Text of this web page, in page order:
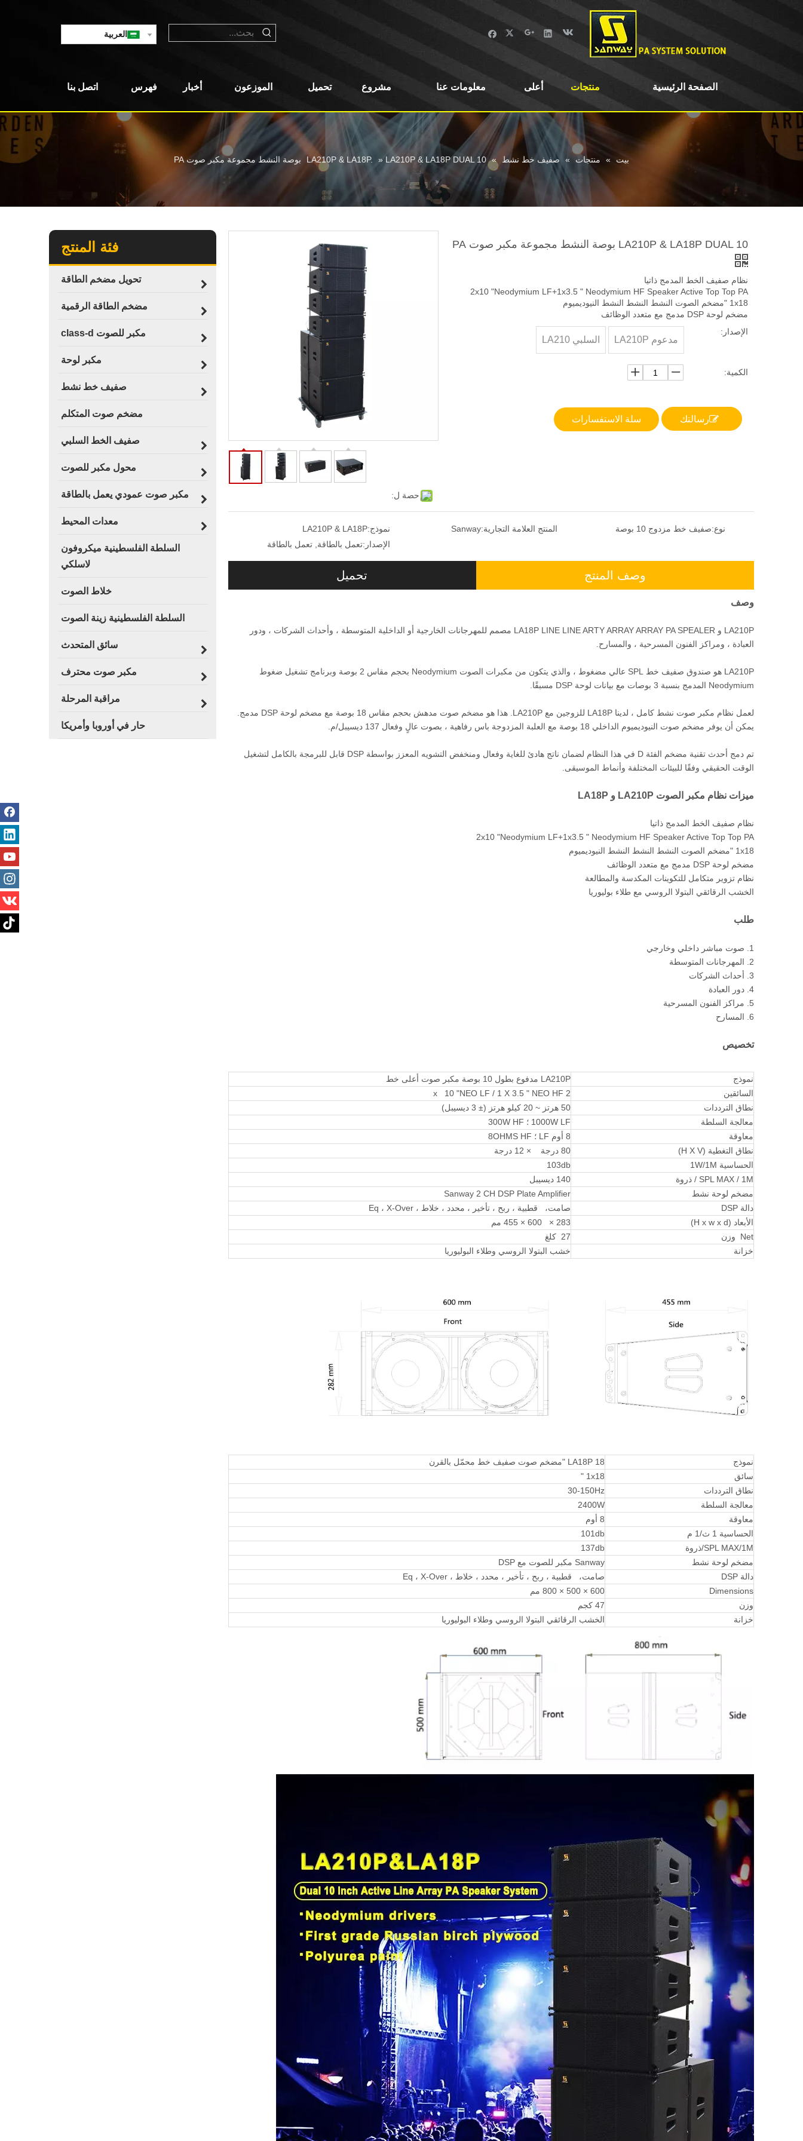
العربية
الصفحة الرئيسية منتجات أعلى معلومات عنا مشروع تحميل الموزعون أخبار فهرس اتصل بنا
بيت » منتجات » صفيف خط نشط »
LA210P & LA18P. » LA210P & LA18P DUAL 10 بوصة النشط مجموعة مكبر صوت PA
فئة المنتج
تحويل مضخم الطاقة
مضخم الطاقة الرقمية
مكبر للصوت class-d
مكبر لوحة
صفيف خط نشط
مضخم صوت المتكلم
صفيف الخط السلبي
محول مكبر للصوت
مكبر صوت عمودي يعمل بالطاقة
معدات المحيط
السلطة الفلسطينية ميكروفون
لاسلكي
خلاط الصوت
السلطة الفلسطينية زينة الصوت
سائق المتحدث
مكبر صوت محترف
مراقبة المرحلة
حار في أوروبا وأمريكا
حصة ل:
LA210P & LA18P DUAL 10 بوصة النشط مجموعة مكبر صوت PA
نظام صفيف الخط المدمج ذاتيا
2x10 "Neodymium LF+1x3.5 " Neodymium HF Speaker Active Top Top PA
1x18 "مضخم الصوت النشط النشط النشط النيوديميوم
مضخم لوحة DSP مدمج مع متعدد الوظائف
الإصدار:
مدعوم LA210P السلبي LA210
الكمية:
رسالتك سلة الاستفسارات
نموذج:LA210P & LA18P المنتج العلامة التجارية:Sanway نوع:صفيف خط مزدوج 10 بوصة
الإصدار:تعمل بالطاقة, تعمل بالطاقة
وصف المنتج تحميل
وصف
LA210P و LA18P LINE LINE ARTY ARRAY ARRAY PA SPEALER مصمم للمهرجانات الخارجية أو الداخلية المتوسطة ، وأحداث الشركات ، ودور
العبادة ، ومراكز الفنون المسرحية ، والمسارح.
LA210P هو صندوق صفيف خط SPL عالي مضغوط ، والذي يتكون من مكبرات الصوت Neodymium بحجم مقاس 2 بوصة وبرنامج تشغيل ضغوط
Neodymium المدمج بنسبة 3 بوصات مع بيانات لوحة DSP مسبقًا.
لعمل نظام مكبر صوت نشط كامل ، لدينا LA18P للزوجين مع LA210P. هذا هو مضخم صوت مدهش بحجم مقاس 18 بوصة مع مضخم لوحة DSP مدمج.
يمكن أن يوفر مضخم صوت النيوديميوم الداخلي 18 بوصة مع العلبة المزدوجة باس رفاهية ، بصوت عالٍ وفعال 137 ديسيبل/م.
تم دمج أحدث تقنية مضخم الفئة D في هذا النظام لضمان ناتج هادئ للغاية وفعال ومنخفض التشويه المعزز بواسطة DSP قابل للبرمجة بالكامل لتشغيل
الوقت الحقيقي وفقًا للبيئات المختلفة وأنماط الموسيقى.
ميزات نظام مكبر الصوت LA210P و LA18P
نظام صفيف الخط المدمج ذاتيا
2x10 "Neodymium LF+1x3.5 " Neodymium HF Speaker Active Top Top PA
1x18 "مضخم الصوت النشط النشط النشط النيوديميوم
مضخم لوحة DSP مدمج مع متعدد الوظائف
نظام تزوير متكامل للتكوينات المكدسة والمطالعة
الخشب الرقائقي البتولا الروسي مع طلاء بوليوريا
طلب
1. صوت مباشر داخلي وخارجي
2. المهرجانات المتوسطة
3. أحداث الشركات
4. دور العبادة
5. مراكز الفنون المسرحية
6. المسارح
تخصيص
نموذج
LA210P مدفوع بطول 10 بوصة مكبر صوت أعلى خط
السائقين
2 x 10 "NEO LF / 1 X 3.5 " NEO HF
نطاق الترددات
50 هرتز ~ 20 كيلو هرتز (± 3 ديسيبل)
معالجة السلطة
1000W LF ؛ 300W HF
معاوقة
8 أوم LF ؛ 8OHMS HF
نطاق التغطية (H X V)
80 درجة × 12 درجة
الحساسية 1W/1M
103db
SPL MAX / 1M / ذروة
140 ديسيبل
مضخم لوحة نشط
Sanway 2 CH DSP Plate Amplifier
دالة DSP
صامت، قطبية ، ربح ، تأخير ، محدد ، خلاط ، Eq ، X-Over
الأبعاد (H x w x d)
283 × 600 × 455 مم
Net وزن
27 كلغ
خزانة
خشب البتولا الروسي وطلاء البوليوريا
نموذج
LA18P 18 "مضخم صوت صفيف خط محمّل بالقرن
سائق
1x18 "
نطاق الترددات
30-150Hz
معالجة السلطة
2400W
معاوقة
8 أوم
الحساسية 1 ث/1 م
101db
SPL MAX/1M/ذروة
137db
مضخم لوحة نشط
Sanway مكبر للصوت مع DSP
دالة DSP
صامت، قطبية ، ربح ، تأخير ، محدد ، خلاط ، Eq ، X-Over
Dimensions
600 × 500 × 800 مم
وزن
47 كجم
خزانة
الخشب الرقائقي البتولا الروسي وطلاء البوليوريا